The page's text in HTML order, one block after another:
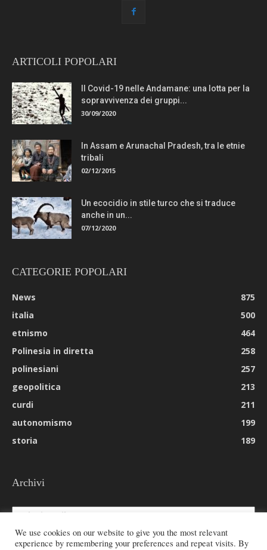
ARTICOLI POPOLARI
Il Covid-19 nelle Andamane: una lotta per la
sopravvivenza dei gruppi...
30/09/2020
In Assam e Arunachal Pradesh, tra le etnie
tribali
02/12/2015
Un ecocidio in stile turco che si traduce
anche in un...
07/12/2020
CATEGORIE POPOLARI
News
875
italia
500
etnismo
464
Polinesia in diretta
258
polinesiani
257
geopolitica
213
curdi
211
autonomismo
199
storia
189
Archivi
Archivi
We use cookies on our website to give you the most relevant
experience by remembering your preferences and repeat visits. By